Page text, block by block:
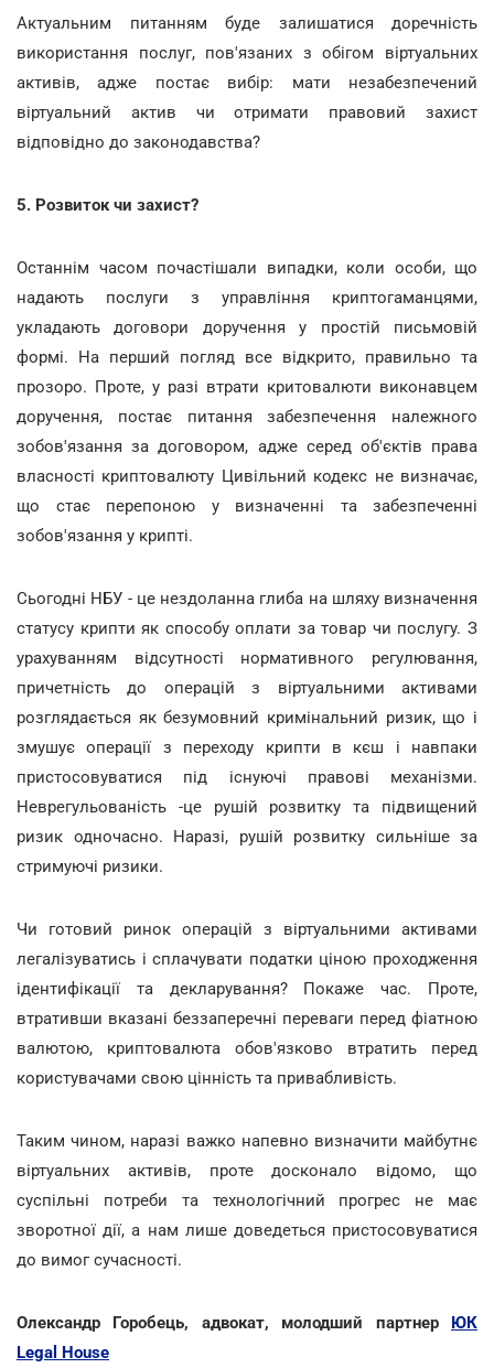
Актуальним питанням буде залишатися доречність
використання послуг, пов'язаних з обігом віртуальних
активів, адже постає вибір: мати незабезпечений
віртуальний актив чи отримати правовий захист
відповідно до законодавства?
5. Розвиток чи захист?
Останнім часом почастішали випадки, коли особи, що
надають послуги з управління криптогаманцями,
укладають договори доручення у простій письмовій
формі. На перший погляд все відкрито, правильно та
прозоро. Проте, у разі втрати критовалюти виконавцем
доручення, постає питання забезпечення належного
зобов'язання за договором, адже серед об'єктів права
власності криптовалюту Цивільний кодекс не визначає,
що стає перепоною у визначенні та забезпеченні
зобов'язання у крипті.
Сьогодні НБУ - це нездоланна глиба на шляху визначення
статусу крипти як способу оплати за товар чи послугу. З
урахуванням відсутності нормативного регулювання,
причетність до операцій з віртуальними активами
розглядається як безумовний кримінальний ризик, що і
змушує операції з переходу крипти в кєш і навпаки
пристосовуватися під існуючі правові механізми.
Неврегульованість -це рушій розвитку та підвищений
ризик одночасно. Наразі, рушій розвитку сильніше за
стримуючі ризики.
Чи готовий ринок операцій з віртуальними активами
легалізуватись і сплачувати податки ціною проходження
ідентифікації та декларування? Покаже час. Проте,
втративши вказані беззаперечні переваги перед фіатною
валютою, криптовалюта обов'язково втратить перед
користувачами свою цінність та привабливість.
Таким чином, наразі важко напевно визначити майбутнє
віртуальних активів, проте досконало відомо, що
суспільні потреби та технологічний прогрес не має
зворотної дії, а нам лише доведеться пристосовуватися
до вимог сучасності.
Олександр Горобець, адвокат, молодший партнер ЮК
Legal House